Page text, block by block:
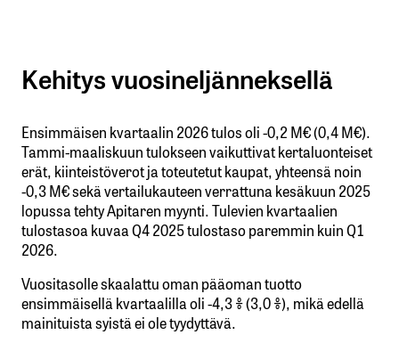
Tilaa SalkunRakentajan uutiskirje
Lähetä kommentti
Kehitys vuosineljänneksellä
Ensimmäisen kvartaalin 2026 tulos oli -0,2 M€ (0,4 M€).
Tammi-maaliskuun tulokseen vaikuttivat kertaluonteiset
erät, kiinteistöverot ja toteutetut kaupat, yhteensä noin
-0,3 M€ sekä vertailukauteen verrattuna kesäkuun 2025
lopussa tehty Apitaren myynti. Tulevien kvartaalien
tulostasoa kuvaa Q4 2025 tulostaso paremmin kuin Q1
2026.
Vuositasolle skaalattu oman pääoman tuotto
ensimmäisellä kvartaalilla oli -4,3 % (3,0 %), mikä edellä
mainituista syistä ei ole tyydyttävä.